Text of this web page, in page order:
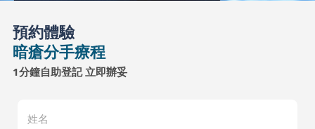
預約體驗
暗瘡分手療程
1分鐘自助登記 立即辦妥